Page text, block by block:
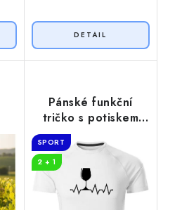
Pánské funkční
tričko s potiskem
Tep srdce víno
SPORT
2 + 1